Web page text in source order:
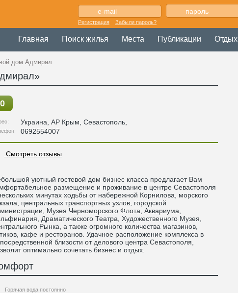
Регистрация Забыли пароль?
Главная Поиск жилья Места Публикации Отдых
дом Адмирал
0
Украина АР Крым , Севастополь,
0692554007
Смотреть отзывы
уютный гостевой дом бизнес класса предлагает Вам
размещение и проживание в центре Севастополя
минутах ходьбы от набережной Корнилова, морского
центральных транспортных узлов, городской
Музея Черноморского Флота, Аквариума,
Драматического Театра, Художественного Музея,
Рынка, а также огромного количества магазинов,
кафе и ресторанов. Удачное расположение комплекса в
близости от делового центра Севастополя,
оптимально сочетать бизнес и отдых.
Горячая вода постоянно